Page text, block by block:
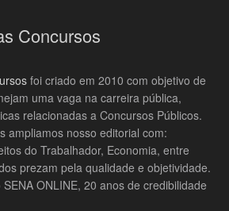
Concursos
foi criado em 2010 com objetivo de
uma vaga na carreira pública,
relacionadas a Concursos Públicos.
ampliamos nosso editorial com:
do Trabalhador, Economia, entre
prezam pela qualidade e objetividade.
ONLINE, 20 anos de credibilidade